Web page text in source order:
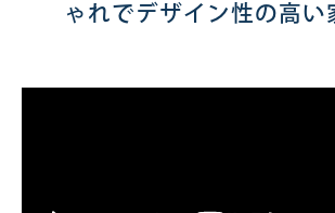
ゃれでデザイン性の高い